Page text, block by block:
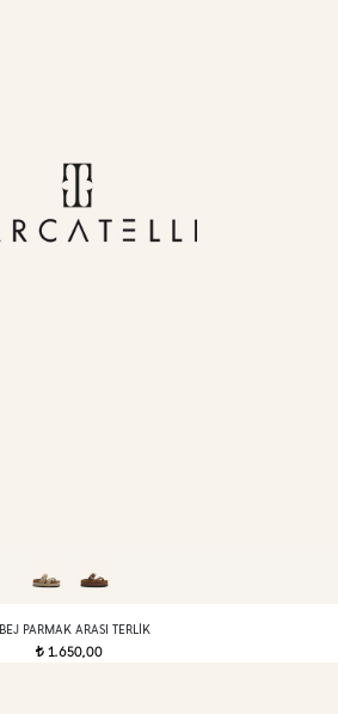
BEJ PARMAK ARASI TERLIK
t 1.650,00